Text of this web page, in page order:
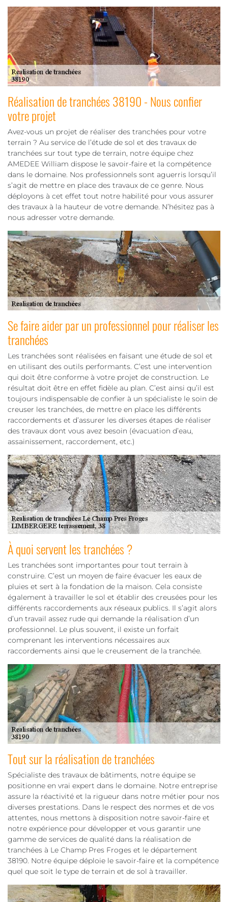
Réalisation de tranchées 38190 - Nous confier
votre projet
Avez-vous un projet de réaliser des tranchées pour votre
terrain ? Au service de l’étude de sol et des travaux de
tranchées sur tout type de terrain, notre équipe chez
AMEDEE William dispose le savoir-faire et la compétence
dans le domaine. Nos professionnels sont aguerris lorsqu’il
s’agit de mettre en place des travaux de ce genre. Nous
déployons à cet effet tout notre habilité pour vous assurer
des travaux à la hauteur de votre demande. N’hésitez pas à
nous adresser votre demande.
Se faire aider par un professionnel pour réaliser les
tranchées
Les tranchées sont réalisées en faisant une étude de sol et
en utilisant des outils performants. C’est une intervention
qui doit être conforme à votre projet de construction. Le
résultat doit être en effet fidèle au plan. C’est ainsi qu’il est
toujours indispensable de confier à un spécialiste le soin de
creuser les tranchées, de mettre en place les différents
raccordements et d’assurer les diverses étapes de réaliser
des travaux dont vous avez besoin (évacuation d’eau,
assainissement, raccordement, etc.)
À quoi servent les tranchées ?
Les tranchées sont importantes pour tout terrain à
construire. C’est un moyen de faire évacuer les eaux de
pluies et sert à la fondation de la maison. Cela consiste
également à travailler le sol et établir des creusées pour les
différents raccordements aux réseaux publics. Il s’agit alors
d’un travail assez rude qui demande la réalisation d’un
professionnel. Le plus souvent, il existe un forfait
comprenant les interventions nécessaires aux
raccordements ainsi que le creusement de la tranchée.
Tout sur la réalisation de tranchées
Spécialiste des travaux de bâtiments, notre équipe se
positionne en vrai expert dans le domaine. Notre entreprise
assure la réactivité et la rigueur dans notre métier pour nos
diverses prestations. Dans le respect des normes et de vos
attentes, nous mettons à disposition notre savoir-faire et
notre expérience pour développer et vous garantir une
gamme de services de qualité dans la réalisation de
tranchées à Le Champ Pres Froges et le département
38190. Notre équipe déploie le savoir-faire et la compétence
quel que soit le type de terrain et de sol à travailler.